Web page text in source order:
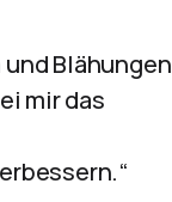
Blähungen
mir das